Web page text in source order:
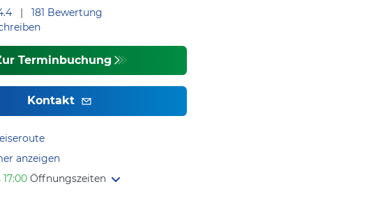
|181 Bewertung
Terminbuchung
Kontakt
anzeigen
Öffnungszeiten